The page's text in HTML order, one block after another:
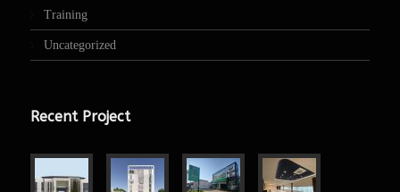
Training
Uncategorized
Recent Project